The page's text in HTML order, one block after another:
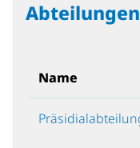
Abteilungen
Name